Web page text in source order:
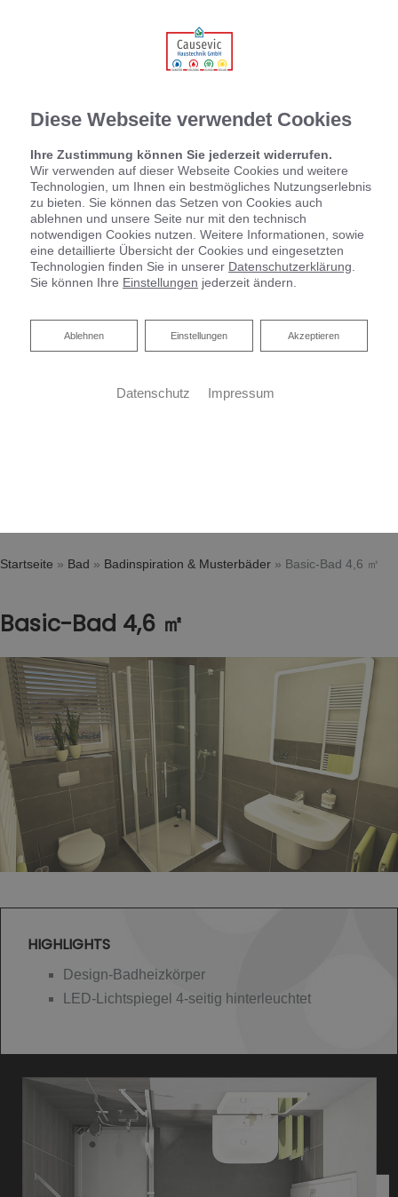
Startseite » Bad » Badinspiration & Musterbäder » Basic-Bad 4,6 ㎡
Basic-Bad 4,6 ㎡
HIGHLIGHTS
Design-Badheizkörper
LED-Lichtspiegel 4-seitig hinterleuchtet
Diese Webseite verwendet Cookies
Ihre Zustimmung können Sie jederzeit widerrufen.
Wir verwenden auf dieser Webseite Cookies und weitere
Technologien, um Ihnen ein bestmögliches Nutzungserlebnis
zu bieten. Sie können das Setzen von Cookies auch
ablehnen und unsere Seite nur mit den technisch
notwendigen Cookies nutzen. Weitere Informationen, sowie
eine detaillierte Übersicht der Cookies und eingesetzten
Technologien finden Sie in unserer Datenschutzerklärung
Sie können Ihre Einstellungen jederzeit ändern.
Akzeptieren
Einstellungen
Ablehnen
Ablehnen
Datenschutz Impressum